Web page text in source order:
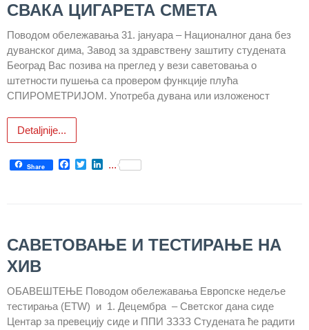
СВАКА ЦИГАРЕТА СМЕТА
Поводом обележавања 31. јануара – Националног дана без
дуванског дима, Завод за здравствену заштиту студената
Београд Вас позива на преглед у вези саветовања о
штетности пушења са провером функције плућа
СПИРОМЕТРИЈОМ. Употреба дувана или изложеност
Detaljnije...
Share Facebook
TwitterLinkedIn
...
САВЕТОВАЊЕ И ТЕСТИРАЊЕ НА
ХИВ
OБАВЕШТЕЊЕ Поводом обележавања Европске недеље
тестирања (ЕТW) и 1. Децембра – Светског дана сиде
Центар за превецију сиде и ППИ ЗЗЗЗ Студената ће радити
консултативну
делатност
Служба за
унапређење
и очување
здравља
Служба за
медицинску
информатиком
правне,
економско-
финансијске,